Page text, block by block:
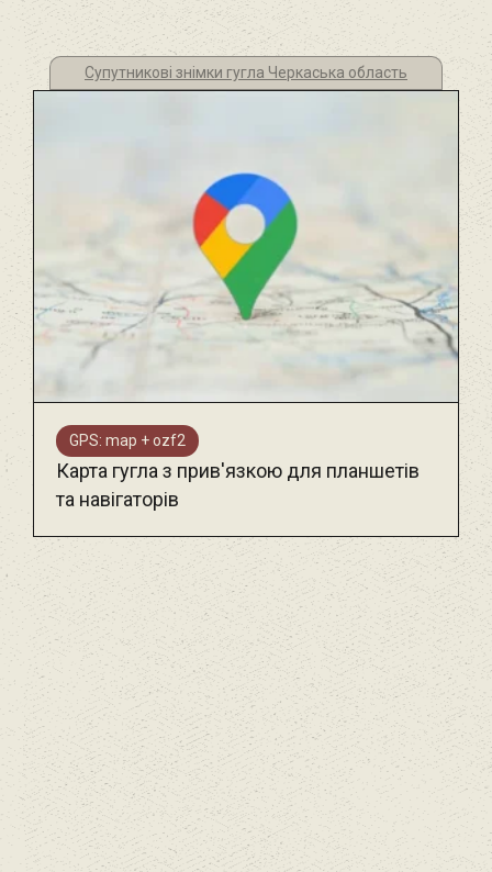
Супутникові знімки гугла Черкаська область
GPS: map + ozf2
Карта гугла з прив'язкою для планшетів
та навігаторів